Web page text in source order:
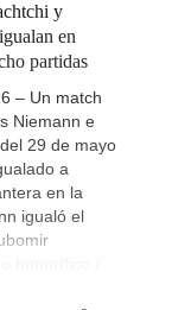
y
en
partidas
– Un match
Niemann e
29 de mayo
a
en la
igualó el